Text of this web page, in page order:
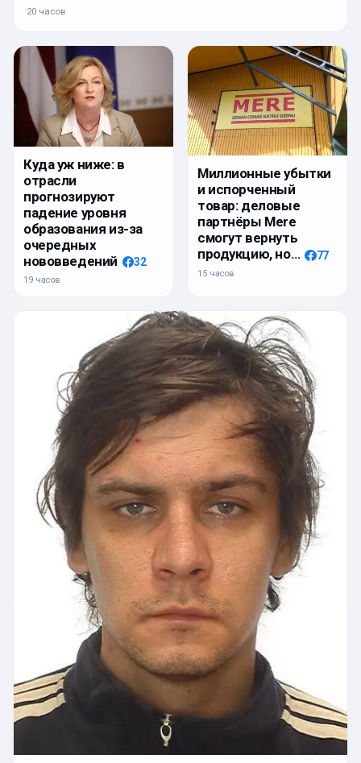
20 часов
Куда уж ниже: в
отрасли
прогнозируют
падение уровня
образования из-за
очередных
нововведений
32
19 часов
Миллионные убытки
и испорченный
товар: деловые
партнёры Mere
смогут вернуть
продукцию, но…
77
15 часов